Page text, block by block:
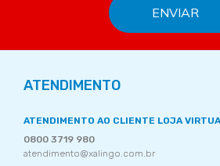
ATENDIMENTO
ATENDIMENTO AO CLIENTE LOJA
0800 3719 980
atendimento@xalingo.com.br